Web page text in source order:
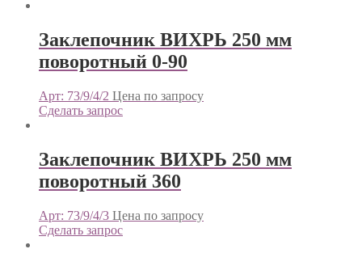
Заклепочник ВИХРЬ 250 мм
поворотный 0-90
Арт: 73/9/4/2 Цена по запросу
Сделать запрос
Заклепочник ВИХРЬ 250 мм
поворотный 360
Арт: 73/9/4/3 Цена по запросу
Сделать запрос